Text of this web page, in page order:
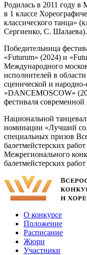
Родилась в 2011 году в
в 1 классе
классического танца»
Сергиенко, С. Шалаева).
Победительница
«Futurum» (2024) и
Международного
исполнителей в
сценической и
«DANCEMOSCOW»
фестиваля
Национальной
номинации «Лучший
специальных призов
балетмейстерских
Межрегионального
балетмейстерских
О конкурсе
Положение
Расписание
Жюри
Участники